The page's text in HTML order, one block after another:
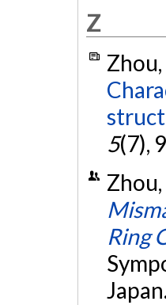
Z
5(7),
Ring